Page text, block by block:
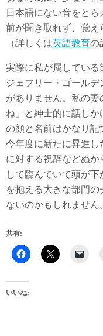
日本語にない音をと
前が聞き取れず、覚え
（詳しくは英語教育の
実際に私が属している
ジェフリー・ゴール
がありません。私の
ね」と紳士的に話しか
の顔と名前はかなり記
今年度に新たに昇進
に対する祝辞などぬ
して臨んでいて頭が
を抱える大きな部門
ないのかもしれません
共有:
いいね: